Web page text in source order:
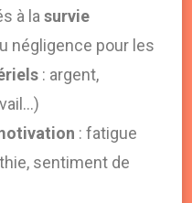
à la survie
négligence pour les
: argent,
: fatigue
sentiment de